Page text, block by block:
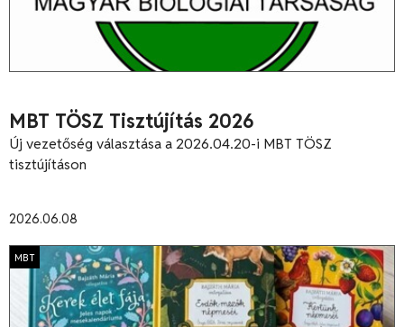
MBT TÖSZ Tisztújítás 2026
2026.06.08
Új vezetőség választása a 2026.04.20-i MBT TÖSZ
tisztújításon
MBT